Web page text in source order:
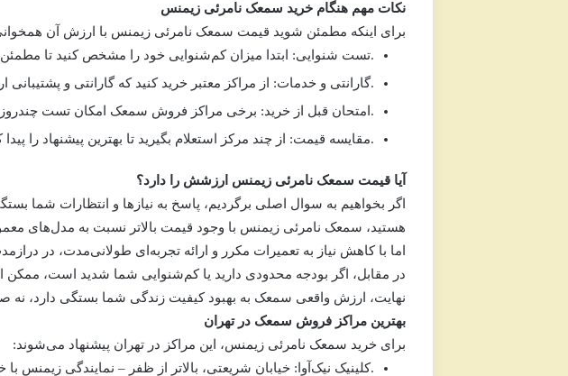
نکات مهم هنگام خرید سمعک نامرئی زیمنس
برای اینکه مطمئن شوید قیمت سمعک نامرئی زیمنس با ارزش آن
تست شنوایی:ابتدا میزان کم‌شنوایی خود را مشخص کنید تا مطمئن شوید این مدل برای شما مناسب است.
گارانتی و خدمات:از مراکز معتبر خرید کنید که گارانتی و پشتیبانی ارائه می‌دهند.
امتحان قبل از خرید: برخی مراکز فروش سمعک
امکان تست چندروزه را فراهم می‌کنند تا از راحتی و کارایی سمعک مطمئن شوید.
مقایسه قیمت:از چند مرکز استعلام بگیرید تا بهترین پیشنهاد را پیدا کنید.
آیا قیمت سمعک نامرئی زیمنس ارزشش را دارد؟
اگر بخواهیم به سوال اصلی برگردیم، پاسخ به نیازها و انتظارات شما
هستید، سمعک نامرئی زیمنس با وجود قیمت بالاتر نسبت به مدل‌های
اما با کاهش نیاز به تعمیرات مکرر و ارائه تجربه‌ای طولانی‌مدت، در
در مقابل، اگر بودجه محدودی دارید یا کم‌شنوایی شما شدید است،
نهایت، ارزش واقعی سمعک به بهبود کیفیت زندگی شما بستگی دارد، نه
بهترین مراکز فروش سمعک در تهران
برای خرید سمعک نامرئی زیمنس، این مراکز در تهران پیشنهاد می‌شوند:
کلینیک نیک‌آوا:خیابان شریعتی، بالاتر از ظفر – نمایندگی زیمنس با خدمات حرفه‌ای.